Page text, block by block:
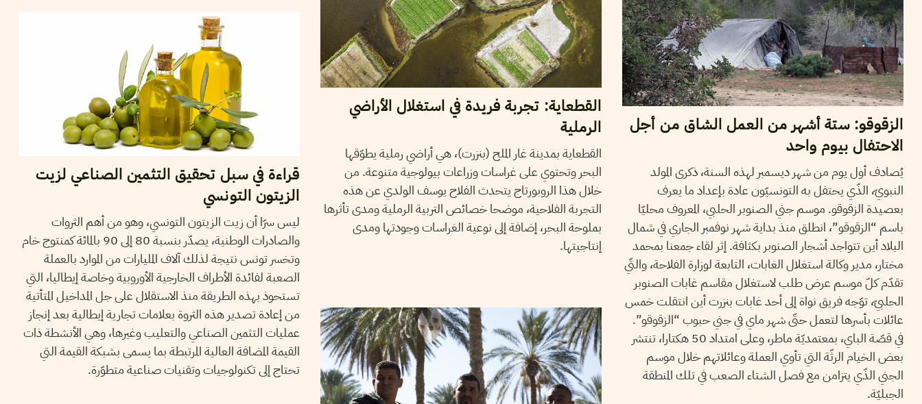
القطعاية: تجربة فريدة في استغلال الأراضي
الرملية
القطعاية بمدينة غار الملح (بنزرت)، هي أراضي رملية يطوّقها
البحر وتحتوي على غراسات وزراعات بيولوجية متنوعة. من
خلال هذا الروبورتاج يتحدث الفلاح يوسف الولدي عن هذه
التجربة الفلاحية، موضحا خصائص التربية الرملية ومدى تأثرها
بملوحة البحر، إضافة إلى نوعية الغراسات وجودتها ومدى
إنتاجيتها.
الزقوقو: ستة أشهر من العمل الشاق من أجل
الاحتفال بيوم واحد
يُصادف أول يوم من شهر ديسمبر لهذه السنة، ذكرى المولد
النبويّ، الذّي يحتفل به التونسيّون عادة بإعداد ما يعرف
بعصيدة الزقوقو. موسم جني الصنوبر الحلبي، المعروف محليّا
باسم “الزقوقو”، انطلق منذ بداية شهر نوفمبر الجاري في شمال
البلاد أين تتواجد أشجار الصنوبر بكثافة. إثر لقاء جمعنا بمحمد
مختار، مدير وكالة استغلال الغابات، التابعة لوزارة الفلاحة، والتّي
تقدّم كلّ موسم عرض طلب لاستغلال مقاسم غابات الصنوبر
الحلبيّ، توّجه فريق نواة إلى أحد غابات بنزرت أين انتقلت خمس
عائلات بأسرها لتعمل حتّى شهر ماي في جني حبوب “الزقوقو”.
في قصّة الباي، بمعتمديّة ماطر، وعلى امتداد 50 هكتارا، تنتشر
بعض الخيام الرثّة التي تأوي العملة وعائلاتهم خلال موسم
الجني الذّي يتزامن مع فصل الشتاء الصعب في تلك المنطقة
الجبليّة.
قراءة في سبل تحقيق التثمين الصناعي لزيت
الزيتون التونسي
ليس سرّا أن زيت الزيتون التونسي، وهو من أهم الثروات
والصادرات الوطنية، يصدّر بنسبة 80 إلى 90 بالمائة كمنتوج خام
وتخسر تونس نتيجة لذلك آلاف المليارات من الموارد بالعملة
الصعبة لفائدة الأطراف الخارجية الأوروبية وخاصة إيطاليا، التي
تستحوذ بهذه الطريقة منذ الاستقلال على جل المداخيل المتأتية
من إعادة تصدير هذه الثروة بعلامات تجارية إيطالية بعد إنجاز
عمليات التثمين الصناعي والتعليب وغيرها، وهي الأنشطة ذات
القيمة المضافة العالية المرتبطة بما يسمى بشبكة القيمة التي
تحتاج إلى تكنولوجيات وتقنيات صناعية متطوّرة.